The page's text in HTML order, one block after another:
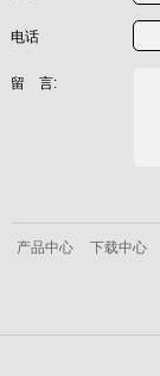
电话
留 言:
产品中心 下载中心